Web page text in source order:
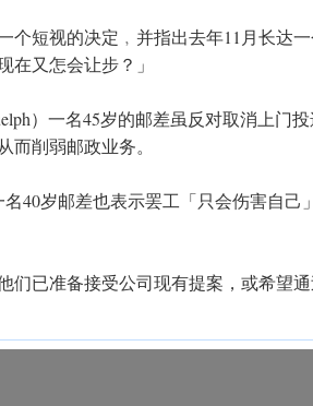
个短视的决定﹐并指出去年11月长达
在又怎会让步？」
）一名45岁的邮差虽反对取消上门
而削弱邮政业务。
名40岁邮差也表示罢工「只会伤害自己
们已准备接受公司现有提案，或希望